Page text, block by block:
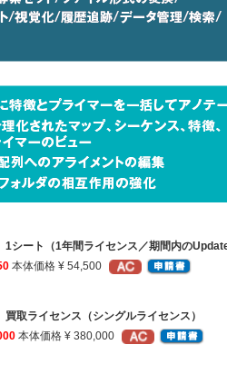
1シート（1年間ライセンス／期間内の
本体価格 ¥ 54,500
買取ライセンス（シングルライセンス）
本体価格 ¥ 380,000